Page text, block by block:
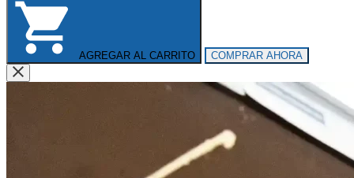
AGREGAR AL CARRITO COMPRAR AHORA